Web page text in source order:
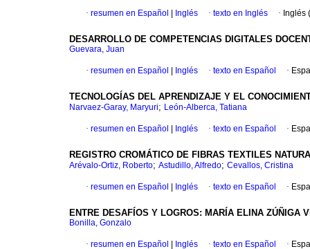
· resumen en Español Inglés · texto en Inglés · Inglés
DESARROLLO DE COMPETENCIAS DIGITALES
Guevara, Juan
· resumen en Español Inglés · texto en Español ·
TECNOLOGÍAS DEL APRENDIZAJE Y EL
Narvaez-Garay, Maryuri; León-Alberca, Tatiana
· resumen en Español Inglés · texto en Español ·
REGISTRO CROMÁTICO DE FIBRAS TEXTILES
Arévalo-Ortiz, Roberto; Astudillo, Alfredo; Cevallos, Cristina
· resumen en Español Inglés · texto en Español ·
ENTRE DESAFÍOS Y LOGROS: MARÍA ELINA ZÚÑIGA
Bonilla, Gonzalo
· resumen en Español Inglés · texto en Español ·